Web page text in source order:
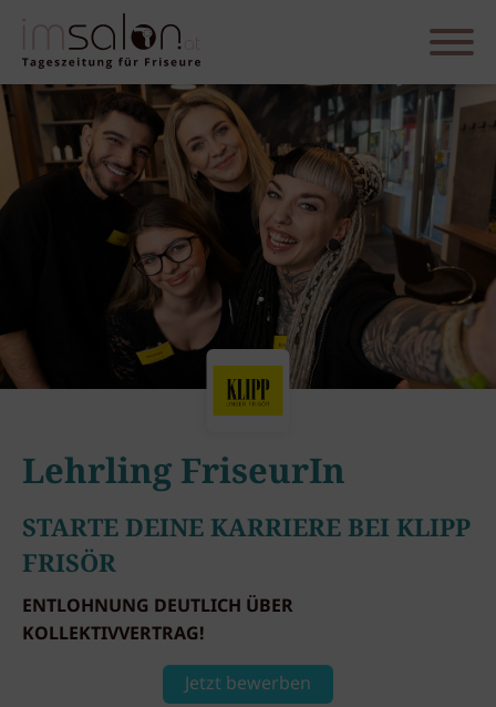
Lehrling FriseurIn
STARTE DEINE KARRIERE BEI KLIPP
FRISÖR
ENTLOHNUNG DEUTLICH ÜBER
KOLLEKTIVVERTRAG!
Jetzt bewerben